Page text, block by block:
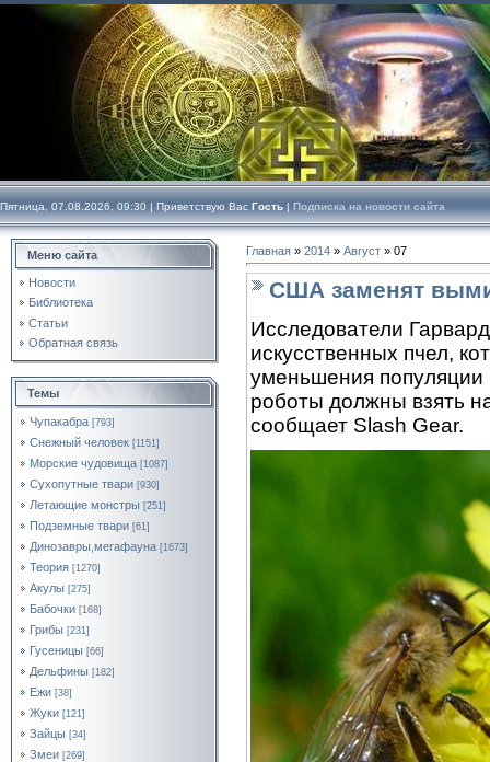
Пятница, 07.08.2026, 09:30 | Приветствую Вас Гость | Подписка на новости сайта
Меню сайта
Новости
Библиотека
Статьи
Обратная связь
Темы
Чупакабра [793]
Снежный человек [1151]
Морские чудовища [1087]
Сухопутные твари [930]
Летающие монстры [251]
Подземные твари [61]
Динозавры,мегафауна [1673]
Теория [1270]
Акулы [275]
Бабочки [168]
Грибы [231]
Гусеницы [66]
Дельфины [182]
Ежи [38]
Жуки [121]
Зайцы [34]
Змеи [269]
Главная » 2014 » Август » 07
США заменят
Исследователи
искусственных пчел,
уменьшения
роботы должны взять
сообщает Slash Gear.